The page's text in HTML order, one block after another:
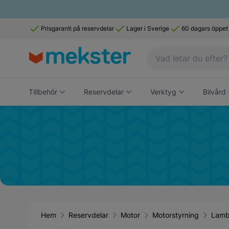
Prisgaranti på reservdelar Lager i Sverige 60 dagars
Tillbehör Reservdelar Verktyg Bilvård
Hem Reservdelar Motor Motorstyrning